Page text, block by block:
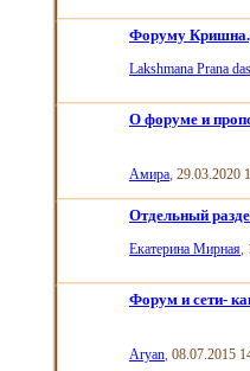
Форуму
Lakshmana Prana das
О форуме и
Амира, 29.03.2020
Отдельный
Екатерина Мирная,
Форум и сети-
Aryan, 08.07.2015